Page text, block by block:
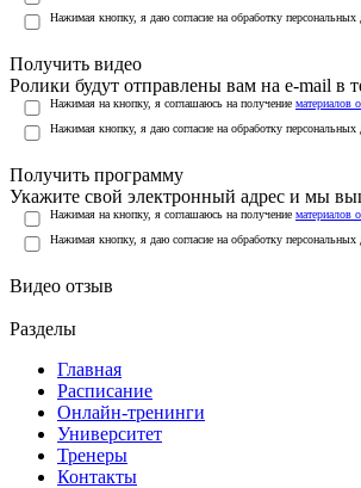
Нажимая кнопку, я даю согласие на обработку персональных
Получить видео
Ролики будут отправлены вам на e-mail в
Нажимая на кнопку, я соглашаюсь на получение материалов
Нажимая кнопку, я даю согласие на обработку персональных
Получить программу
Укажите свой электронный адрес и мы
Нажимая на кнопку, я соглашаюсь на получение материалов
Нажимая кнопку, я даю согласие на обработку персональных
Видео отзыв
Разделы
Главная
Расписание
Онлайн-тренинги
Университет
Тренеры
Контакты